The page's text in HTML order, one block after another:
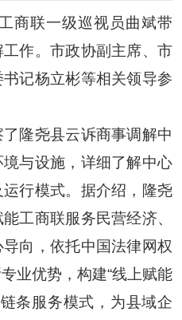
商联一级巡视员曲斌带
作。市政协副主席、市
记杨立彬等相关领导参
隆尧县云诉商事调解中
与设施，详细了解中心
行模式。据介绍，隆尧
工商联服务民营经济、
向，依托中国法律网权
业优势，构建“线上赋能
条服务模式，为县域企